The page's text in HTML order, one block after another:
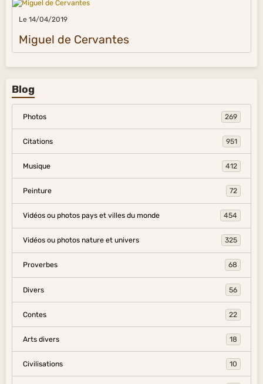
Le 14/04/2019
Miguel de Cervantes
Blog
Photos 269
Citations 951
Musique 412
Peinture 72
Vidéos ou photos pays et villes du monde 454
Vidéos ou photos nature et univers 325
Proverbes 68
Divers 56
Contes 22
Arts divers 18
Civilisations 10